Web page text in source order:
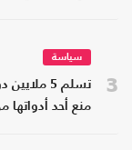
3
سياسة
تسلم 5
منع أحد أدواتها